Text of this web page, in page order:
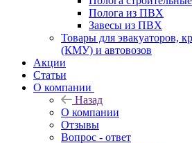
Полога из ПВХ
Завесы из ПВХ
Товары для эвакуаторов,
(КМУ) и автовозов
Акции
Статьи
О компании
Назад
О компании
Отзывы
Вопрос - ответ